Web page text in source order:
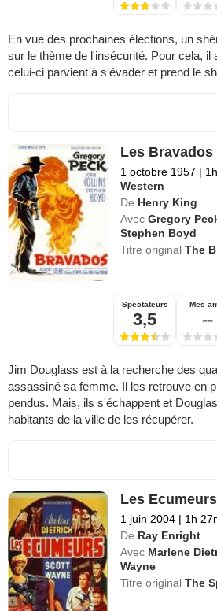
En vue des prochaines élections, un
sur le thème de l'insécurité. Pour cela, il
celui-ci parvient à s'évader et prend le
Les Bravados
1 octobre 1957 |
Western
De Henry King
Avec Gregory
Stephen Boyd
Titre originalThe
Spectateurs
3,5
Mes
--
Jim Douglass est à la recherche des
assassiné sa femme. Il les retrouve en
pendus. Mais, ils s'échappent et
habitants de la ville de les récupérer.
Les Ecumeurs
1 juin 2004 | 1h
De Ray Enright
Avec Marlene
Wayne
Titre originalThe